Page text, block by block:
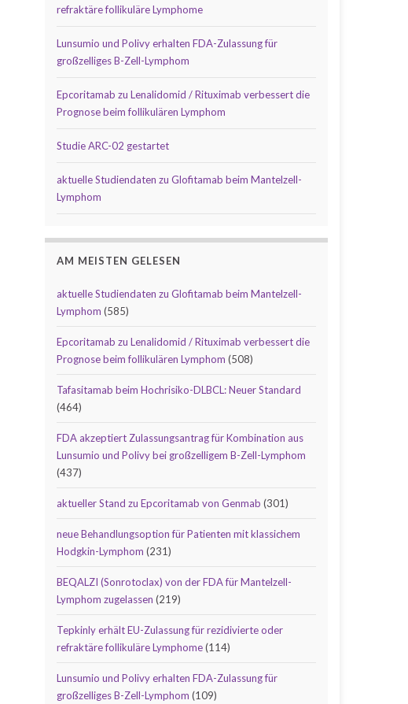
refraktäre follikuläre Lymphome
Lunsumio und Polivy erhalten FDA-Zulassung für
großzelliges B-Zell-Lymphom
Epcoritamab zu Lenalidomid / Rituximab verbessert die
Prognose beim follikulären Lymphom
Studie ARC-02 gestartet
aktuelle Studiendaten zu Glofitamab beim Mantelzell-
Lymphom
AM MEISTEN GELESEN
aktuelle Studiendaten zu Glofitamab beim Mantelzell-
Lymphom (585)
Epcoritamab zu Lenalidomid / Rituximab verbessert die
Prognose beim follikulären Lymphom (508)
Tafasitamab beim Hochrisiko-DLBCL: Neuer Standard
(464)
FDA akzeptiert Zulassungsantrag für Kombination aus
Lunsumio und Polivy bei großzelligem B-Zell-Lymphom
(437)
aktueller Stand zu Epcoritamab von Genmab (301)
neue Behandlungsoption für Patienten mit klassichem
Hodgkin-Lymphom (231)
BEQALZI (Sonrotoclax) von der FDA für Mantelzell-
Lymphom zugelassen (219)
Tepkinly erhält EU-Zulassung für rezidivierte oder
refraktäre follikuläre Lymphome(114)
Lunsumio und Polivy erhalten FDA-Zulassung für
großzelliges B-Zell-Lymphom (109)